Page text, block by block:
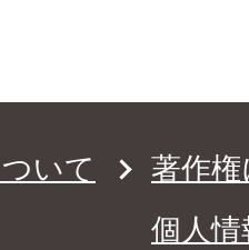
いて
著作
個人